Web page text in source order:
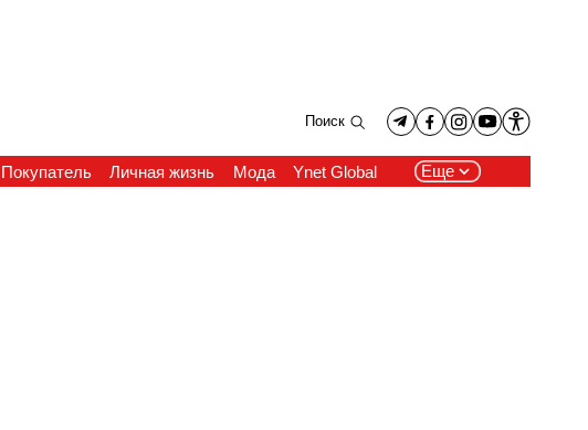
Поиск
Покупатель Личная жизнь Мода Ynet Global Еще